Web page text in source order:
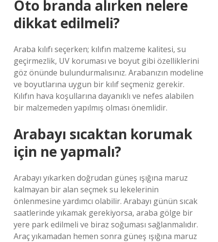
Oto branda alırken nelere
dikkat edilmeli?
Araba kılıfı seçerken; kılıfın malzeme kalitesi, su
geçirmezlik, UV koruması ve boyut gibi özelliklerini
göz önünde bulundurmalısınız. Arabanızın modeline
ve boyutlarına uygun bir kılıf seçmeniz gerekir.
Kılıfın hava koşullarına dayanıklı ve nefes alabilen
bir malzemeden yapılmış olması önemlidir.
Arabayı sıcaktan korumak
için ne yapmalı?
Arabayı yıkarken doğrudan güneş ışığına maruz
kalmayan bir alan seçmek su lekelerinin
önlenmesine yardımcı olabilir. Arabayı günün sıcak
saatlerinde yıkamak gerekiyorsa, araba gölge bir
yere park edilmeli ve biraz soğuması sağlanmalıdır.
Araç yıkamadan hemen sonra güneş ışığına maruz